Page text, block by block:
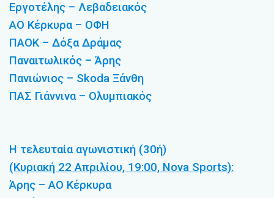
Εργοτέλης – Λεβαδειακός
ΑΟ Κέρκυρα – ΟΦΗ
ΠΑΟΚ – Δόξα Δράμας
Παναιτωλικός – Άρης
Πανιώνιος – Skoda Ξάνθη
ΠΑΣ Γιάννινα – Ολυμπιακός
Η τελευταία αγωνιστική (30ή)
(Κυριακή 22 Απριλίου, 19:00, Nova Sports):
Άρης – ΑΟ Κέρκυρα